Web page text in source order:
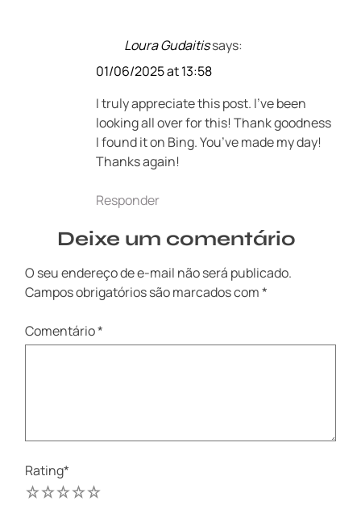
Loura Gudaitissays:
01/06/2025 at 13:58
I truly appreciate this post. I’ve been
looking all over for this! Thank goodness
I found it on Bing. You’ve made my day!
Thanks again!
Responder
Deixe um comentário
O seu endereço de e-mail não será publicado.
Campos obrigatórios são marcados com*
Comentário*
Rating*
5
4
3
2